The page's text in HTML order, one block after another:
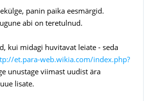
panin paika eesmärgid.
abi on teretulnud.
kui midagi huvitavat leiate - seda
et.para-web.wikia.com/index.php?
unustage viimast uudist ära
lisate.